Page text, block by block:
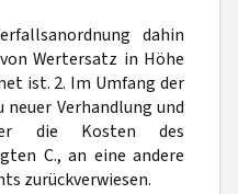
dahin
Wertersatz in Höhe
ist. 2. Im Umfang der
neuer Verhandlung und
die Kosten des
C., an eine andere
zurückverwiesen.